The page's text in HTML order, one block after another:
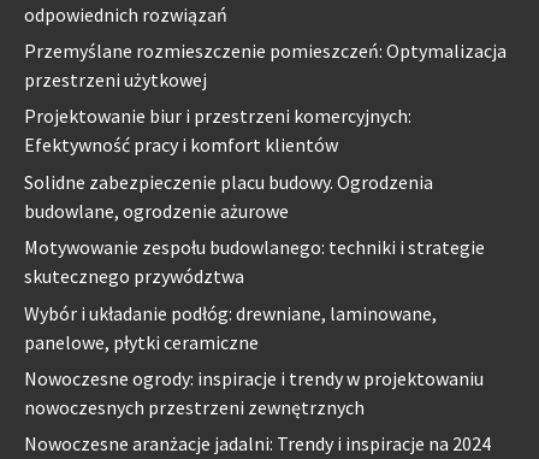
odpowiednich rozwiązań
Przemyślane rozmieszczenie pomieszczeń: Optymalizacja
przestrzeni użytkowej
Projektowanie biur i przestrzeni komercyjnych:
Efektywność pracy i komfort klientów
Solidne zabezpieczenie placu budowy. Ogrodzenia
budowlane, ogrodzenie ażurowe
Motywowanie zespołu budowlanego: techniki i strategie
skutecznego przywództwa
Wybór i układanie podłóg: drewniane, laminowane,
panelowe, płytki ceramiczne
Nowoczesne ogrody: inspiracje i trendy w projektowaniu
nowoczesnych przestrzeni zewnętrznych
Nowoczesne aranżacje jadalni: Trendy i inspiracje na 2024